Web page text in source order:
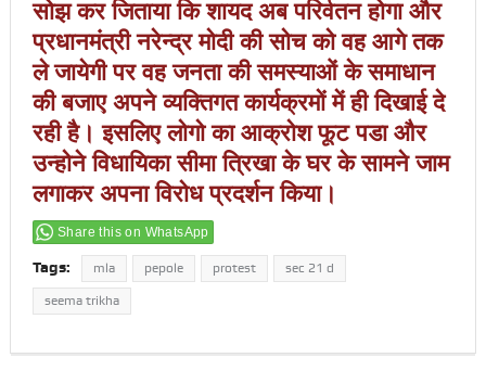
सोझ कर जिताया कि शायद अब परिर्वतन होगा और
प्रधानमंत्री नरेन्द्र मोदी की सोच को वह आगे तक
ले जायेगी पर वह जनता की समस्याओं के समाधान
की बजाए अपने व्यक्तिगत कार्यक्रमों में ही दिखाई दे
रही है। इसलिए लोगो का आक्रोश फूट पडा और
उन्होने विधायिका सीमा त्रिखा के घर के सामने जाम
लगाकर अपना विरोध प्रदर्शन किया।
Share this on WhatsApp
Tags: mla pepole protest sec 21 d
seema trikha